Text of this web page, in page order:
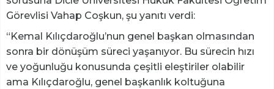
Görevlisi Vahap Coşkun, şu yanıtı verdi:
“Kemal Kılıçdaroğlu’nun genel başkan olmasından
sonra bir dönüşüm süreci yaşanıyor. Bu sürecin hızı
ve yoğunluğu konusunda çeşitli eleştiriler olabilir
ama Kılıçdaroğlu, genel başkanlık koltuğuna